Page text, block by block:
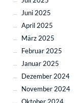
Juni 2025
April 2025
März 2025
Februar 2025
Januar 2025
Dezember 2024
November 2024
Oktober 2024